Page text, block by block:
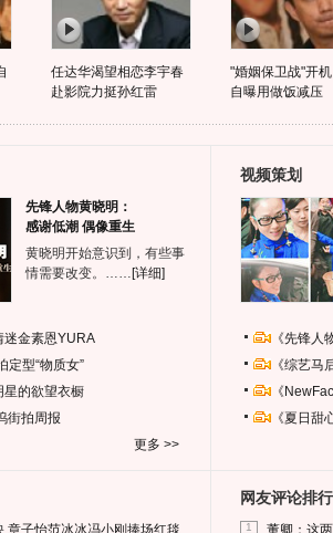
任达华渴望相恋李宇春
赴影院力挺孙红雷
"婚姻保卫战"开
自曝用做饭减压
先锋人物黄晓明：
感谢低潮 偶像重生
黄晓明开始意识到，有些事
情需要改变。…… [详细]
迷金素恩YURA
定型“物质女”
星的欲望衣橱
街拍周报
更多 >>
视频策划
《先锋
《综艺
《
《夏日
章子怡范冰冰冯小刚捧场红毯
网友评论排行
1 董卿：这